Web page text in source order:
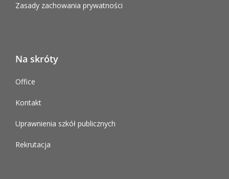
Zasady zachowania prywatności
Na skróty
Office
Kontakt
Uprawnienia szkół publicznych
Rekrutacja